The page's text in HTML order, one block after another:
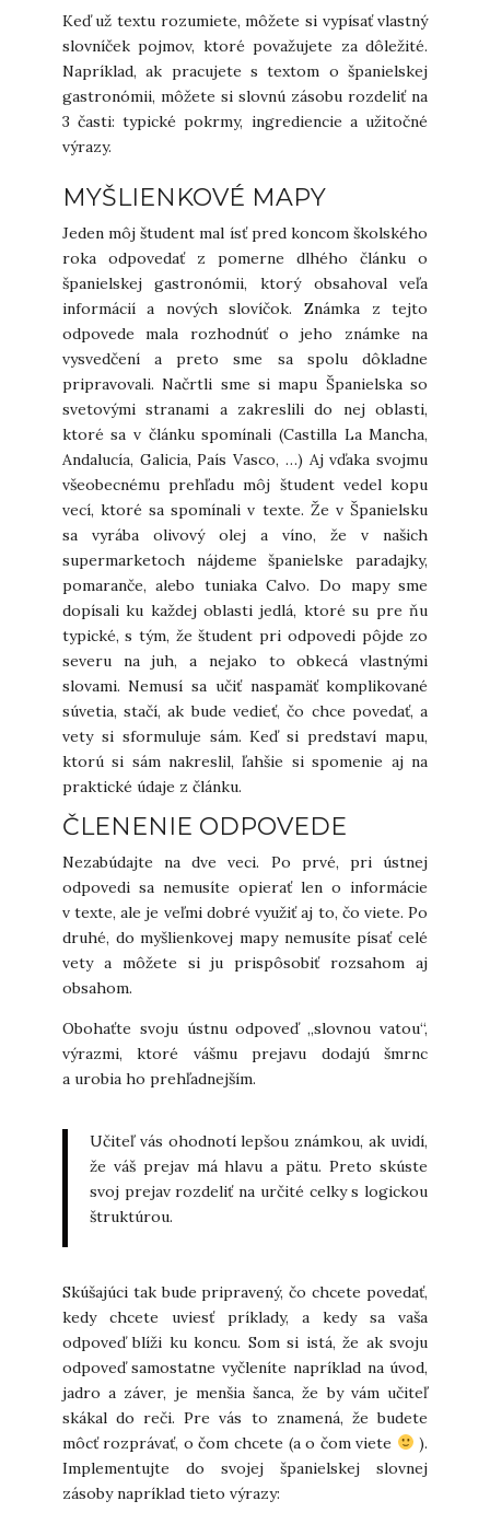
Keď už textu rozumiete, môžete si vypísať vlastný
slovníček pojmov, ktoré považujete za dôležité.
Napríklad, ak pracujete s textom o španielskej
gastronómii, môžete si slovnú zásobu rozdeliť na
3 časti: typické pokrmy, ingrediencie a užitočné
výrazy.
MYŠLIENKOVÉ MAPY
Jeden môj študent mal ísť pred koncom školského
roka odpovedať z pomerne dlhého článku o
španielskej gastronómii, ktorý obsahoval veľa
informácií a nových slovíčok. Známka z tejto
odpovede mala rozhodnúť o jeho známke na
vysvedčení a preto sme sa spolu dôkladne
pripravovali. Načrtli sme si mapu Španielska so
svetovými stranami a zakreslili do nej oblasti,
ktoré sa v článku spomínali (Castilla La Mancha,
Andalucía, Galicia, País Vasco, …) Aj vďaka svojmu
všeobecnému prehľadu môj študent vedel kopu
vecí, ktoré sa spomínali v texte. Že v Španielsku
sa vyrába olivový olej a víno, že v našich
supermarketoch nájdeme španielske paradajky,
pomaranče, alebo tuniaka Calvo. Do mapy sme
dopísali ku každej oblasti jedlá, ktoré su pre ňu
typické, s tým, že študent pri odpovedi pôjde zo
severu na juh, a nejako to obkecá vlastnými
slovami. Nemusí sa učiť naspamäť komplikované
súvetia, stačí, ak bude vedieť, čo chce povedať, a
vety si sformuluje sám. Keď si predstaví mapu,
ktorú si sám nakreslil, ľahšie si spomenie aj na
praktické údaje z článku.
ČLENENIE ODPOVEDE
Nezabúdajte na dve veci. Po prvé, pri ústnej
odpovedi sa nemusíte opierať len o informácie
v texte, ale je veľmi dobré využiť aj to, čo viete. Po
druhé, do myšlienkovej mapy nemusíte písať celé
vety a môžete si ju prispôsobiť rozsahom aj
obsahom.
Obohaťte svoju ústnu odpoveď „slovnou vatou“,
výrazmi, ktoré vášmu prejavu dodajú šmrnc
a urobia ho prehľadnejším.
Učiteľ vás ohodnotí lepšou známkou, ak uvidí,
že váš prejav má hlavu a pätu. Preto skúste
svoj prejav rozdeliť na určité celky s logickou
štruktúrou.
Skúšajúci tak bude pripravený, čo chcete povedať,
kedy chcete uviesť príklady, a kedy sa vaša
odpoveď blíži ku koncu. Som si istá, že ak svoju
odpoveď samostatne vyčleníte napríklad na úvod,
jadro a záver, je menšia šanca, že by vám učiteľ
skákal do reči. Pre vás to znamená, že budete
môcť rozprávať, o čom chcete (a o čom viete
).
Implementujte do svojej španielskej slovnej
zásoby napríklad tieto výrazy: